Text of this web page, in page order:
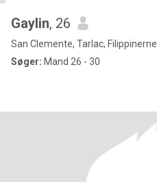
Gaylin, 26
San Clemente, Tarlac, Filippinerne
Søger: Mand 26 - 30